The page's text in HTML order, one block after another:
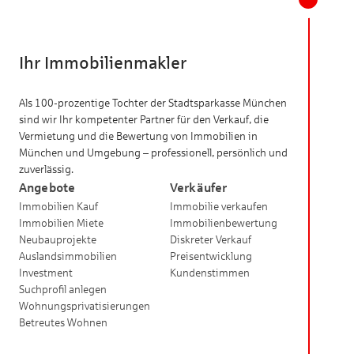
Ihr Immobilienmakler
Als 100-prozentige Tochter der Stadtsparkasse München
sind wir Ihr kompetenter Partner für den Verkauf, die
Vermietung und die Bewertung von Immobilien in
München und Umgebung – professionell, persönlich und
zuverlässig.
Angebote
Immobilien Kauf
Immobilien Miete
Neubauprojekte
Auslandsimmobilien
Investment
Suchprofil anlegen
Wohnungsprivatisierungen
Betreutes Wohnen
Verkäufer
Immobilie verkaufen
Immobilienbewertung
Diskreter Verkauf
Preisentwicklung
Kundenstimmen